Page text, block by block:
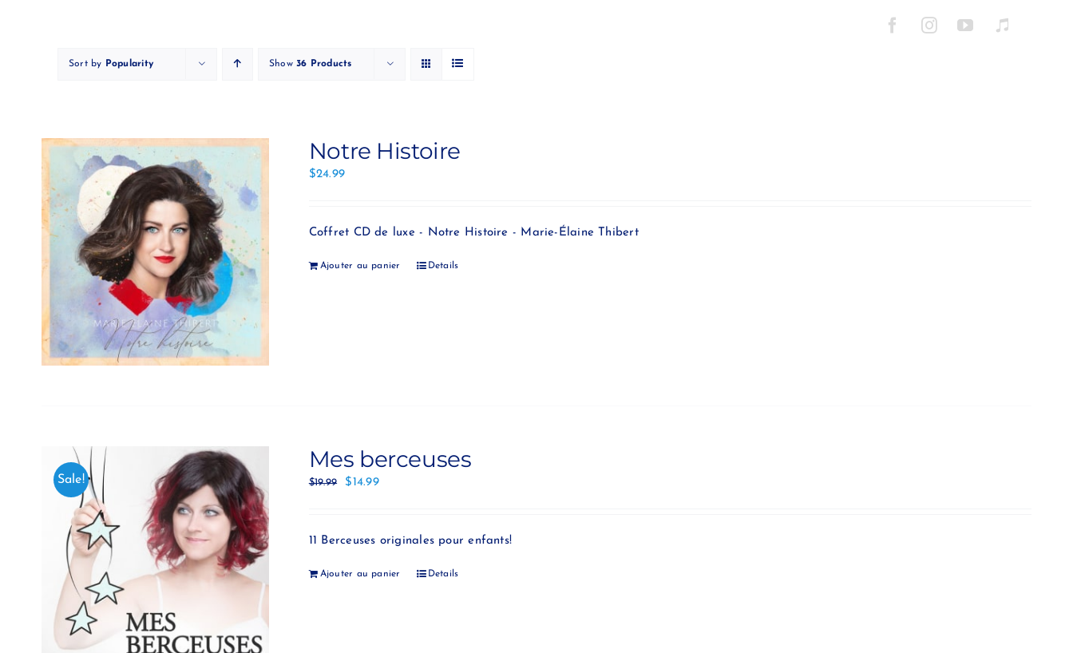
Sort by Popularity Show36 Products
Notre Histoire
$24.99
Coffret CD de luxe - Notre Histoire - Marie-Élaine Thibert
Ajouter au panier Details
Sale!
Mes berceuses
$19.99 $14.99
11 Berceuses originales pour enfants!
Ajouter au panier Details